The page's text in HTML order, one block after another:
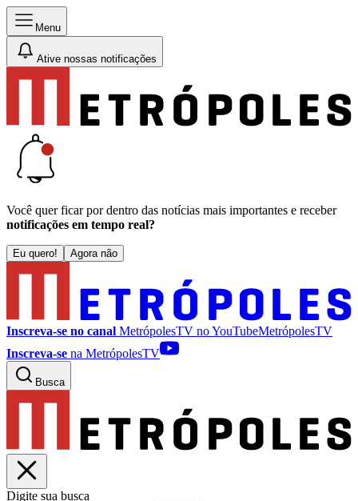
Menu
Ative nossas notificações
Você quer ficar por dentro das notícias mais importantes e receber
notificações em tempo real?
Eu quero! Agora não
Inscreva-se no canal MetrópolesTV noYouTubeMetrópolesTV
Inscreva-se na MetrópolesTV
Busca
Digite sua busca